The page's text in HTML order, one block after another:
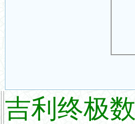
吉利终极